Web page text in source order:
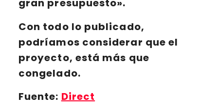
gran presupuesto».
Con todo lo publicado,
podríamos considerar que el
proyecto, está más que
congelado.
Fuente: Direct